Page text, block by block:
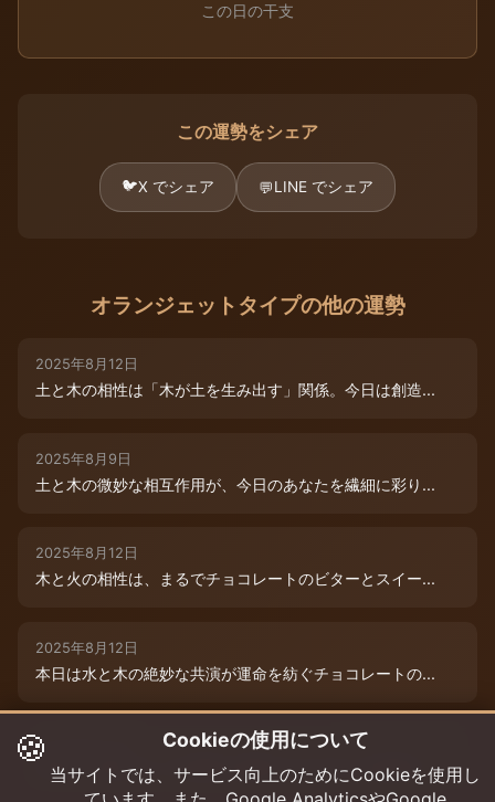
この日の干支
この運勢をシェア
🐦X でシェア 💬LINE でシェア
オランジェットタイプの他の運勢
2025年8月12日
土と木の相性は「木が土を生み出す」関係。今日は創造...
2025年8月9日
土と木の微妙な相互作用が、今日のあなたを繊細に彩り...
2025年8月12日
木と火の相性は、まるでチョコレートのビターとスイー...
2025年8月12日
本日は水と木の絶妙な共演が運命を紡ぐチョコレートの...
2025年8月12日
本日は、燃えるような情熱と成長のエネルギーが交差す...
🍪 Cookieの使用について
当サイトでは、サービス向上のためにCookieを使用し